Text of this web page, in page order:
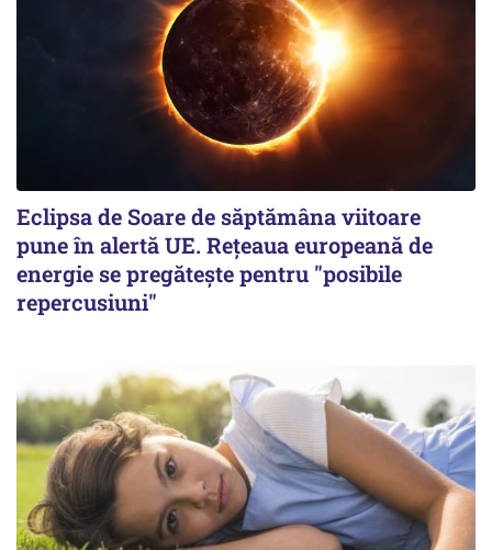
Eclipsa de Soare de săptămâna viitoare
pune în alertă UE. Rețeaua europeană de
energie se pregătește pentru "posibile
repercusiuni"